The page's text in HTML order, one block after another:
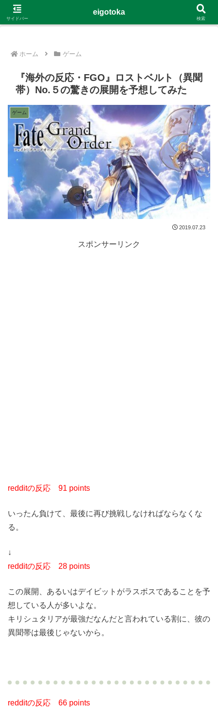
G-4Y8348WE8B
ホーム ゲーム
『海外の反応・FGO』ロストベルト（異聞
帯）No.５の驚きの展開を予想してみた
ゲーム
2019.07.23
スポンサーリンク
redditの反応 91 points
いったん負けて、最後に再び挑戦しなければならなくな
る。
↓
redditの反応 28 points
この展開、あるいはデイビットがラスボスであることを予
想している人が多いよな。
キリシュタリアが最強だなんだと言われている割に、彼の
異聞帯は最後じゃないから。
redditの反応 66 points
サイドバー
eigotoka
検索